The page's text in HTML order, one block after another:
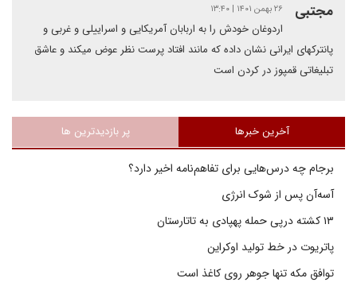
مجتبی ۲۶ بهمن ۱۴۰۱ | ۱۳:۴۰
اردوغان خودش را به اربابان آمریکایی و اسراییلی و غربی و
پانترکهای ایرانی نشان داده که مانند افتاد پرست نظر عوض میکند و عاشق
تبلیغاتی قمپوز در کردن است
آخرین خبرها پر بازدیدترین ها
برجام چه درس‌هایی برای تفاهم‌نامه اخیر دارد؟
آسه‌آن پس از شوک انرژی
پاتریوت در خط تولید اوکراین
توافق مکه تنها جوهر روی کاغذ است